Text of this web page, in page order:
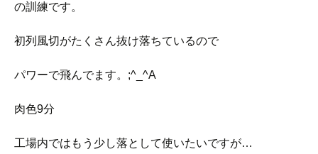
の訓練です。
初列風切がたくさん抜け落ちているので
パワーで飛んでます。;^_^A
肉色9分
工場内ではもう少し落として使いたいですが…